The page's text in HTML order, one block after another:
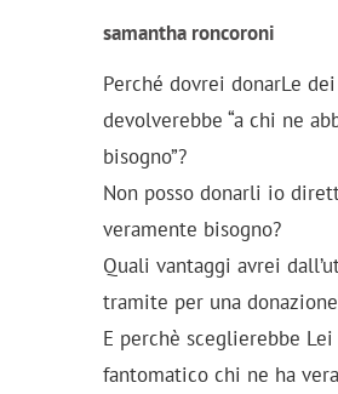
samantha roncoroni
Perché dovrei donarLe
devolverebbe “a chi ne
bisogno”?
Non posso donarli io
veramente bisogno?
Quali vantaggi avrei
tramite per una
E perchè sceglierebbe
fantomatico chi ne ha